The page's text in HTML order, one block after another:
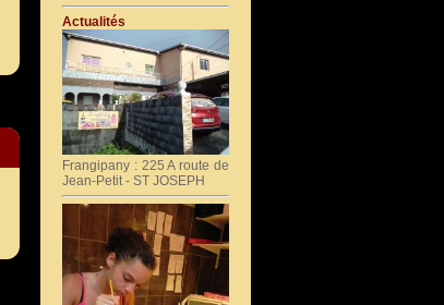
Actualités
Frangipany : 225 A route de
Jean-Petit - ST JOSEPH